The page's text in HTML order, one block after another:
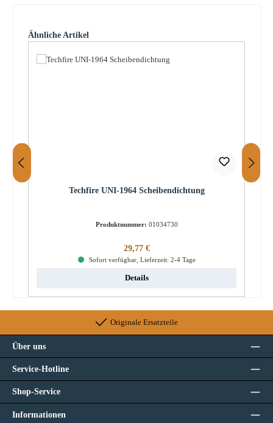
Produktgalerie überspringen
Ähnliche Artikel
Techfire UNI-1964 Scheibendichtung
Produktnummer: 01034730
Regulärer Preis:
29,77 €
Sofort verfügbar, Lieferzeit: 2-4 Tage
Details
Originale Ersatzteile
Über uns
Service-Hotline
Shop-Service
Informationen